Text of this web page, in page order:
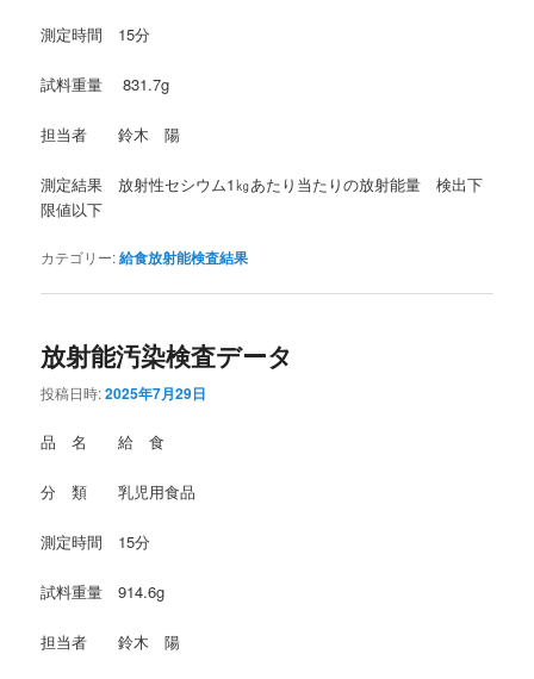
測定時間 15分
試料重量 831.7g
担当者 鈴木 陽
測定結果 放射性セシウム1㎏あたり当たりの放射能量 検出下
限値以下
カテゴリー:給食放射能検査結果
放射能汚染検査データ
投稿日時:2025年7月29日
品 名 給 食
分 類 乳児用食品
測定時間 15分
試料重量 914.6g
担当者 鈴木 陽